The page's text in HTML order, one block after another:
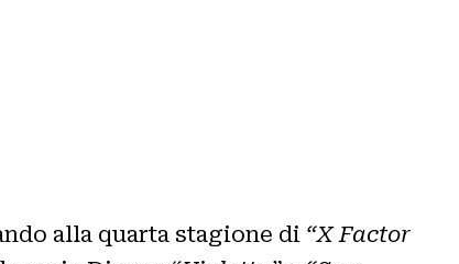
alla quarta stagione di “X Factor